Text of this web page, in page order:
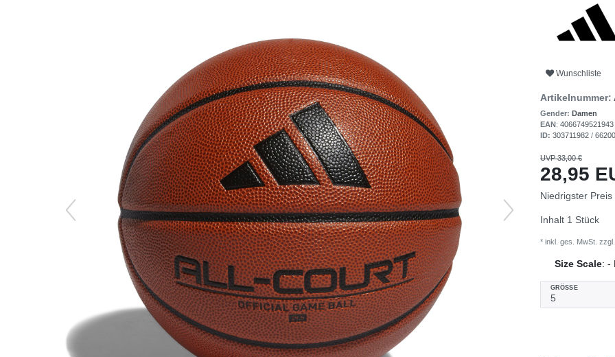
Wunschliste
Artikelnummer:
Gender: Damen
EAN: 4066749521943
ID: 303711982 /
UVP 33,00 €
28,95
Niedrigster
Inhalt 1 Stück
* inkl. ges. MwSt. zzgl.
Size Scale: -
GRÖSSE